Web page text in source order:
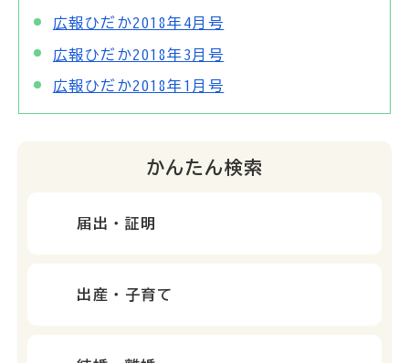
広報ひだか2018年4月号
広報ひだか2018年3月号
広報ひだか2018年1月号
かんたん検索
届出・証明
出産・子育て